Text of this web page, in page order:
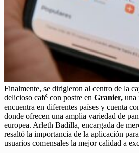
Finalmente, se dirigieron al centro de la
delicioso café con postre en Granier, una
encuentra en diferentes países y cuenta
donde ofrecen una amplia variedad de
europea. Arleth Badilla, encargada de
resaltó la importancia de la aplicación
usuarios comensales la mejor calidad a